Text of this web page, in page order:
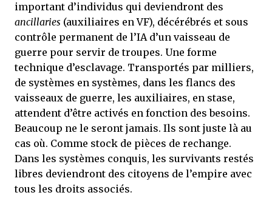
important d’individus qui deviendront des
ancillaries (auxiliaires en VF), décérébrés et sous
contrôle permanent de l’IA d’un vaisseau de
guerre pour servir de troupes. Une forme
technique d’esclavage. Transportés par milliers,
de systèmes en systèmes, dans les flancs des
vaisseaux de guerre, les auxiliaires, en stase,
attendent d’être activés en fonction des besoins.
Beaucoup ne le seront jamais. Ils sont juste là au
cas où. Comme stock de pièces de rechange.
Dans les systèmes conquis, les survivants restés
libres deviendront des citoyens de l’empire avec
tous les droits associés.